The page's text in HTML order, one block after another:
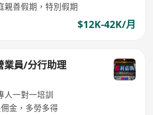
親善假期，特別假期
$12K-42K/月
業員/分行助理
人一對一培訓
金，多勞多得